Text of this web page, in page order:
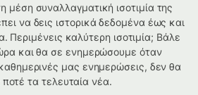
μέση συναλλαγματική ισοτιμία της
να δεις ιστορικά δεδομένα έως και
Περιμένεις καλύτερη ισοτιμία; Βάλε
και θα σε ενημερώσουμε όταν
καθημερινές μας ενημερώσεις, δεν θα
ποτέ τα τελευταία νέα.